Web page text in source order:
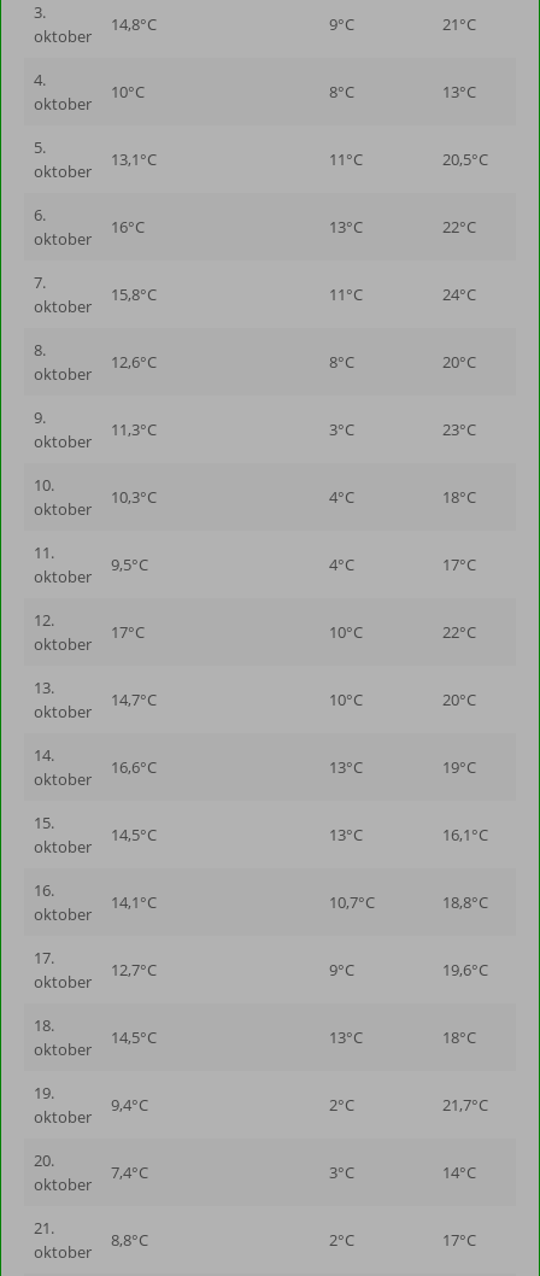
3.
oktober
14,8°C 9°C 21°C
4.
oktober
10°C 8°C 13°C
5.
oktober
13,1°C 11°C 20,5°C
6.
oktober
16°C 13°C 22°C
7.
oktober
15,8°C 11°C 24°C
8.
oktober
12,6°C 8°C 20°C
9.
oktober
11,3°C 3°C 23°C
10.
oktober
10,3°C 4°C 18°C
11.
oktober
9,5°C 4°C 17°C
12.
oktober
17°C 10°C 22°C
13.
oktober
14,7°C 10°C 20°C
14.
oktober
16,6°C 13°C 19°C
15.
oktober
14,5°C 13°C 16,1°C
16.
oktober
14,1°C 10,7°C 18,8°C
17.
oktober
12,7°C 9°C 19,6°C
18.
oktober
14,5°C 13°C 18°C
19.
oktober
9,4°C 2°C 21,7°C
20.
oktober
7,4°C 3°C 14°C
21.
oktober
8,8°C 2°C 17°C